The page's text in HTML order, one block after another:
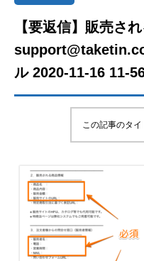
【要返信】販売さ
ル 2020-11-16 11-
この記事のタ